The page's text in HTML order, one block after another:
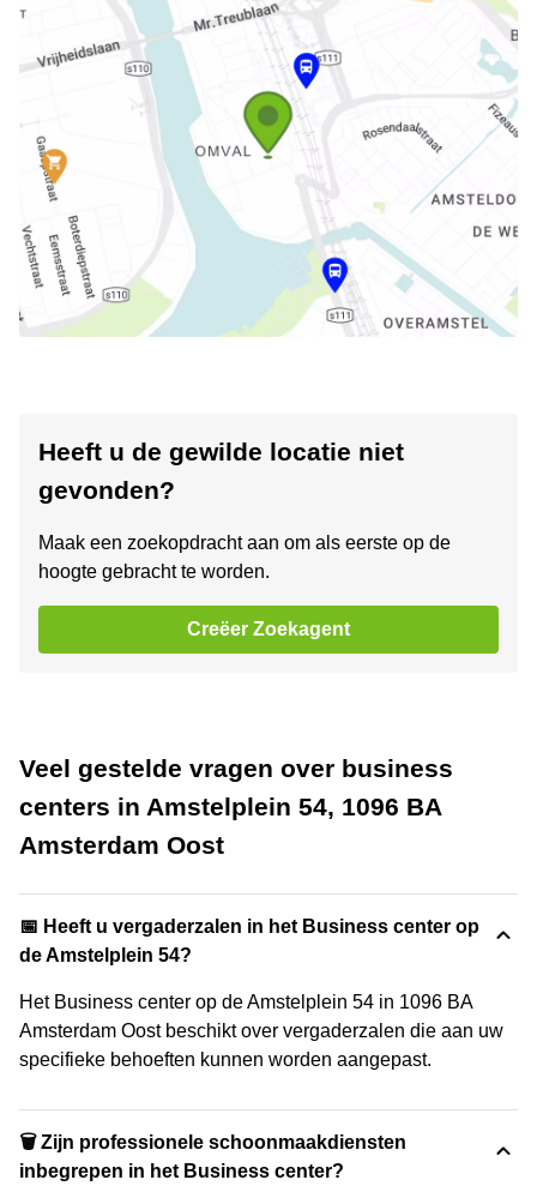
Heeft u de gewilde locatie niet
gevonden?
Maak een zoekopdracht aan om als eerste op de
hoogte gebracht te worden.
Creëer Zoekagent
Veel gestelde vragen over business
centers in Amstelplein 54, 1096 BA
Amsterdam Oost
📅 Heeft u vergaderzalen in het Business center op
de Amstelplein 54?
Het Business center op de Amstelplein 54 in 1096 BA
Amsterdam Oost beschikt over vergaderzalen die aan uw
specifieke behoeften kunnen worden aangepast.
🗑 Zijn professionele schoonmaakdiensten
inbegrepen in het Business center?